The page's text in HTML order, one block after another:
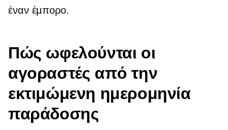
έναν έμπορο.
Πώς ωφελούνται οι
αγοραστές από την
εκτιμώμενη ημερομηνία
παράδοσης